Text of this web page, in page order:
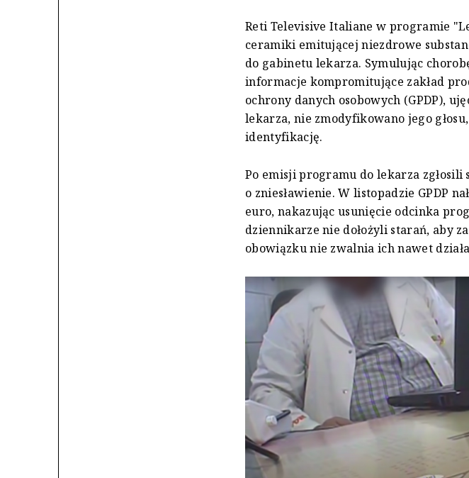
Reti Televisive Italiane w programie
ceramiki emitującej niezdrowe
do gabinetu lekarza. Symulując
informacje kompromitujące zakład
ochrony danych osobowych (GPDP),
lekarza, nie zmodyfikowano jego
identyfikację.
Po emisji programu do lekarza
o zniesławienie. W listopadzie GPDP
euro, nakazując usunięcie odcinka
dziennikarze nie dołożyli starań, aby
obowiązku nie zwalnia ich nawet